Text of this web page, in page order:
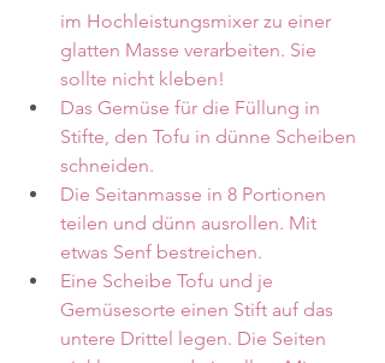
im Hochleistungsmixer zu einer
glatten Masse verarbeiten. Sie
sollte nicht kleben!
Das Gemüse für die Füllung in
Stifte, den Tofu in dünne Scheiben
schneiden.
Die Seitanmasse in 8 Portionen
teilen und dünn ausrollen. Mit
etwas Senf bestreichen.
Eine Scheibe Tofu und je
Gemüsesorte einen Stift auf das
untere Drittel legen. Die Seiten